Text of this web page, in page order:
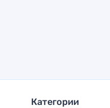
Категории